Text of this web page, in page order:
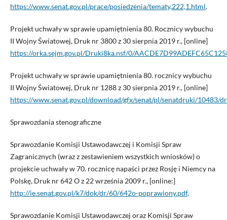
https://www.senat.gov.pl/prace/posiedzenia/tematy,222,1.html.
Projekt uchwały w sprawie upamiętnienia 80. Rocznicy wybuchu
II Wojny Światowej, Druk nr 3800 z 30 sierpnia 2019 r., [online]
https://orka.sejm.gov.pl/Druki8ka.nsf/0/
Projekt uchwały w sprawie upamiętnienia 80. rocznicy wybuchu
II Wojny Światowej, Druk nr 1288 z 30 sierpnia 2019 r., [online]
https://www.senat.gov.pl/download/gfx/senat/pl/senatdruki/10483/
Sprawozdania stenograficzne
Sprawozdanie Komisji Ustawodawczej i Komisji Spraw
Zagranicznych (wraz z zestawieniem wszystkich wniosków) o
projekcie uchwały w 70. rocznicę napaści przez Rosję i Niemcy na
Polskę, Druk nr 642 O z 22 września 2009 r., [online:]
http://ie.senat.gov.pl/k7/dok/dr/60/642o-poprawiony.pdf.
Sprawozdanie Komisji Ustawodawczej oraz Komisji Spraw